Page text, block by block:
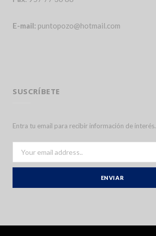
E-mail: puntopozo@hotmail.com
SUSCRÍBETE
Entra tu email para recibir información de interés.